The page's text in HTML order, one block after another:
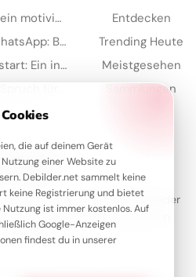
die auf deinem Gerät
einer Website zu
Debilder.net sammelt keine
keine Registrierung und bietet
ist immer kostenlos. Auf
Google-Anzeigen
findest du in unserer
Wissen schafft Zukunft: Dein motivierender Gruß zum Schulstart via WhatsApp!
Wertvolle Botschaft für WhatsApp: Bildung reift mit der Zeit heran
Motivation pur zum Schulstart: Ein inspirierender Spruch für Facebook!
Entdecken
Trending Heute
Meistgesehen
Sammlungen
Debilder
für die schönsten Grüße und Bilder
Sammlung und verschenke ein
Lächeln!